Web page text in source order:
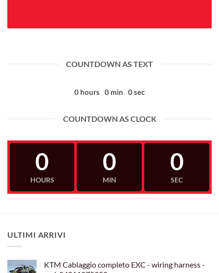
COUNTDOWN AS TEXT
0 hours 0 min 0sec
COUNTDOWN AS CLOCK
0
HOURS
0
MIN
0
SEC
ULTIMI ARRIVI
KTM Cablaggio completo EXC - wiring harness -